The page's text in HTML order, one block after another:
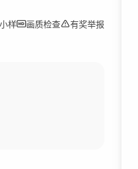
样 画质检查 有奖举报